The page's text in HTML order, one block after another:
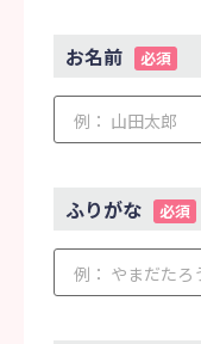
お名前 必須
ふりがな 必須